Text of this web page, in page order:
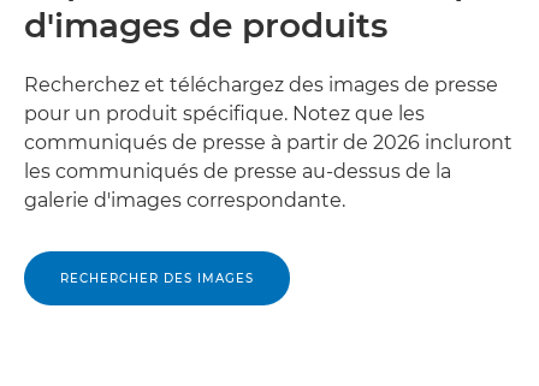
d'images de produits
Recherchez et téléchargez des images de presse
pour un produit spécifique. Notez que les
communiqués de presse à partir de 2026 incluront
les communiqués de presse au-dessus de la
galerie d'images correspondante.
RECHERCHER DES IMAGES